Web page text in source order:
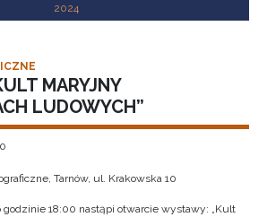
2024
MARYJNY
LUDOWYCH”
Tarnów, ul. Krakowska 10
18:00 nastąpi otwarcie wystawy: „Kult